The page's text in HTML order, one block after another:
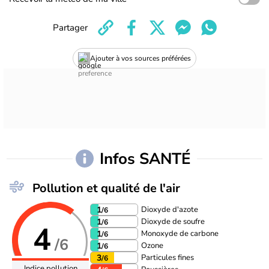
Ajouter à vos sources préférées
Partager
Infos SANTÉ
Pollution et qualité de l'air
4/6
1/6 Dioxyde d'azote
1/6 Dioxyde de soufre
1/6 Monoxyde de carbone
1/6 Ozone
3/6 Particules fines